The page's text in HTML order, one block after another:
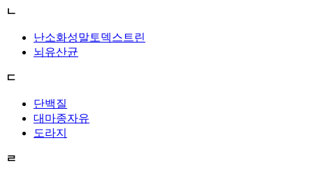
ㄴ
난소화성말토덱스트린
뇌유산균
ㄷ
단백질
대마종자유
도라지
ㄹ